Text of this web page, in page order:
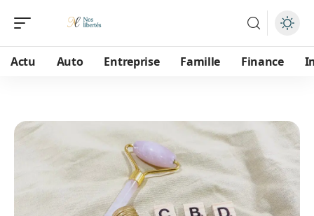
Actu Auto Entreprise Famille Finance